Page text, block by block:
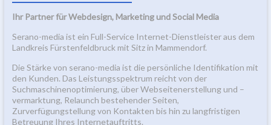
Ihr Partner für Webdesign, Marketing und Social Media
Serano-media ist ein Full-Service Internet-Dienstleister aus dem
Landkreis Fürstenfeldbruck mit Sitz in Mammendorf.
Die Stärke von serano-media ist die persönliche Identifikation mit
den Kunden. Das Leistungsspektrum reicht von der
Suchmaschinenoptimierung, über Webseitenerstellung und –
vermarktung, Relaunch bestehender Seiten,
Zurverfügungstellung von Kontakten bis hin zu langfristigen
Betreuung Ihres Internetauftritts.